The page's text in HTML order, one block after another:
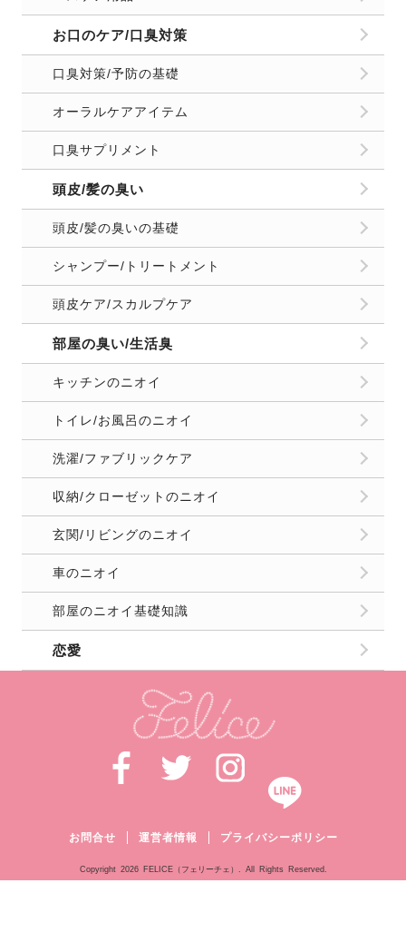
お口のケア/口臭対策
口臭対策/予防の基礎
オーラルケアアイテム
口臭サプリメント
頭皮/髪の臭い
頭皮/髪の臭いの基礎
シャンプー/トリートメント
頭皮ケア/スカルプケア
部屋の臭い/生活臭
キッチンのニオイ
トイレ/お風呂のニオイ
洗濯/ファブリックケア
収納/クローゼットのニオイ
玄関/リビングのニオイ
車のニオイ
部屋のニオイ基礎知識
恋愛
お問合せ 運営者情報 プライバシーポリシー
Copyright 2026 FELICE（フェリーチェ）. All Rights Reserved.